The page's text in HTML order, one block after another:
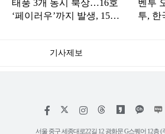
태풍 3개 동시 북상…16호
‘페이러우’까지 발생, 15호
벤투
투, 한
기사제보
페
스
인
타
서울 중구 세종대로22길 12 광화문 G스퀘어 12층 (